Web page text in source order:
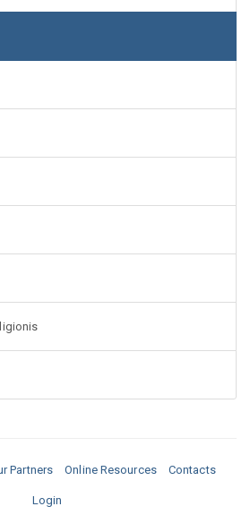
Partners Online Resources Contacts
Login